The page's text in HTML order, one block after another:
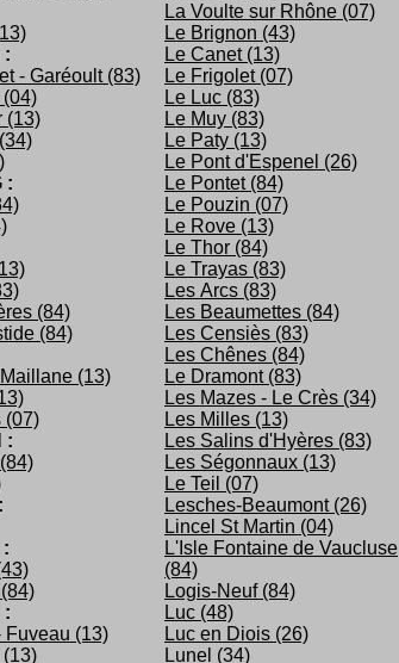
:
- Garéoult (83)
(13)
:
(84)
(84)
(13)
(07)
:
:
Fuveau (13)
(13)
La Voulte sur Rhône (07)
Le Brignon (43)
Le Canet (13)
Le Frigolet (07)
Le Luc (83)
Le Muy (83)
Le Paty (13)
Le Pont d'Espenel (26)
Le Pontet (84)
Le Pouzin (07)
Le Rove (13)
Le Thor (84)
Le Trayas (83)
Les Arcs (83)
Les Beaumettes (84)
Les Censiès (83)
Les Chênes (84)
Le Dramont (83)
Les Mazes - Le Crès (34)
Les Milles (13)
Les Salins d'Hyères (83)
Les Ségonnaux (13)
Le Teil (07)
Lesches-Beaumont (26)
Lincel St Martin (04)
L'Isle Fontaine de Vaucluse
(84)
Logis-Neuf (84)
Luc (48)
Luc en Diois (26)
Lunel (34)